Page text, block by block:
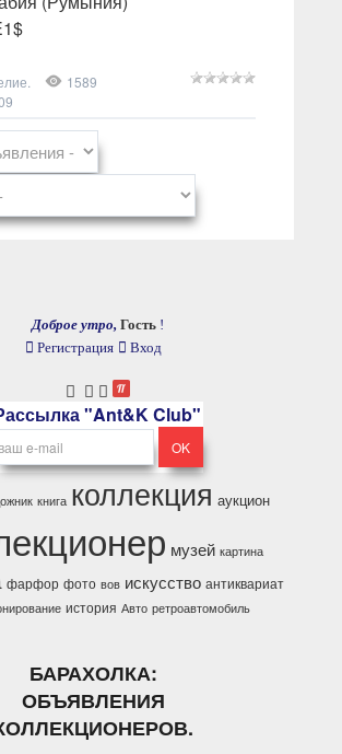
1589
Доброе утро, Гость !
Регистрация
Вход
"Ant&K Club"
книга коллекция аукцион
музей картина
фарфор фото вов искусство антиквариат
история Авто ретроавтомобиль
БАРАХОЛКА:
ОБЪЯВЛЕНИЯ